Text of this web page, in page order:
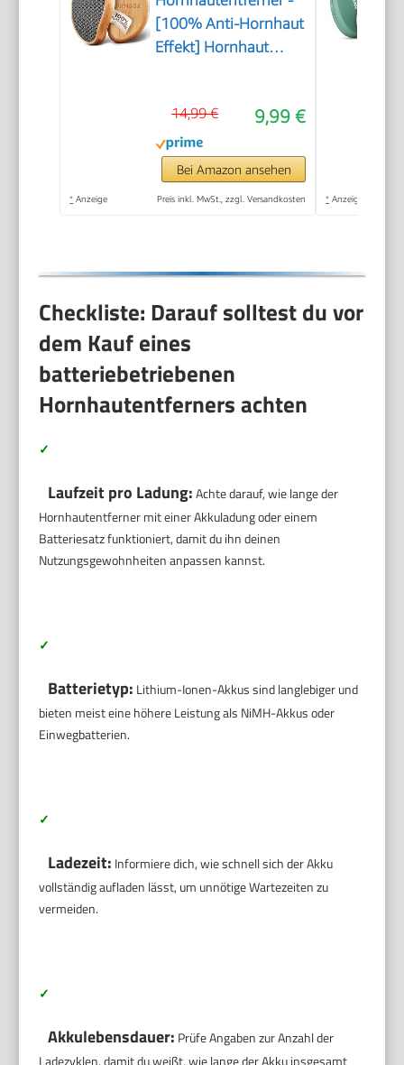
[100% Anti-Hornhaut
Effekt] Hornhaut
Füße - Effektives
Nano Glas -
Professionelle
Pediküre - Premium
Bimsstein Fußpflege
9,99 €
14,99 €
Bei Amazon ansehen
* Anzeige Preis inkl. MwSt., zzgl. Versandkosten * Anzeige
Checkliste: Darauf solltest du vor
dem Kauf eines
batteriebetriebenen
Hornhautentferners achten
✓
Laufzeit pro Ladung:Achte darauf, wie lange der
Hornhautentferner mit einer Akkuladung oder einem
Batteriesatz funktioniert, damit du ihn deinen
Nutzungsgewohnheiten anpassen kannst.
✓
Batterietyp: Lithium-Ionen-Akkus sind langlebiger und
bieten meist eine höhere Leistung als NiMH-Akkus oder
Einwegbatterien.
✓
Ladezeit: Informiere dich, wie schnell sich der Akku
vollständig aufladen lässt, um unnötige Wartezeiten zu
vermeiden.
✓
Akkulebensdauer: Prüfe Angaben zur Anzahl der
Ladezyklen, damit du weißt, wie lange der Akku insgesamt